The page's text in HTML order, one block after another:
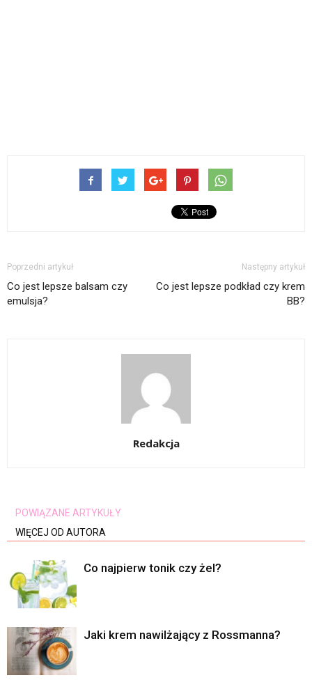
Poprzedni artykuł
Co jest lepsze balsam czy
emulsja?
Następny artykuł
Co jest lepsze podkład czy krem
BB?
Redakcja
POWIĄZANE ARTYKUŁY
WIĘCEJ OD AUTORA
Co najpierw tonik czy żel?
Jaki krem nawilżający z Rossmanna?